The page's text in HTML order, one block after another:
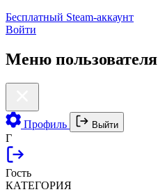
Бесплатный Steam-аккаунт
Войти
Меню пользователя
Профиль Выйти
Г
Гость
КАТЕГОРИЯ